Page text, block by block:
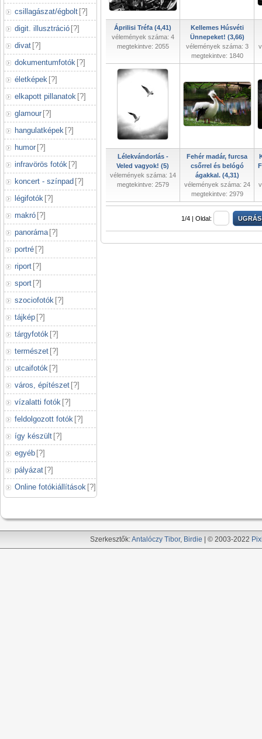
csillagászat/égbolt [?]
digit. illusztráció [?]
divat [?]
dokumentumfotók [?]
életképek [?]
elkapott pillanatok [?]
glamour [?]
hangulatképek [?]
humor [?]
infravörös fotók [?]
koncert - színpad [?]
légifotók [?]
makró [?]
panoráma [?]
portré [?]
riport [?]
sport [?]
szociofotók [?]
tájkép [?]
tárgyfotók [?]
természet [?]
utcaifotók [?]
város, építészet [?]
vízalatti fotók [?]
feldolgozott fotók [?]
így készült [?]
egyéb [?]
pályázat [?]
Online fotókiállítások [?]
Áprilisi Tréfa (4,41)
vélemények száma: 4
megtekintve: 2055
Kellemes Húsvéti
Ünnepeket! (3,66)
vélemények száma: 3
megtekintve: 1840
Lélekvándorlás -
Veled vagyok! (5)
vélemények száma: 14
megtekintve: 2579
Fehér madár, furcsa
csőrrel és belógó
ágakkal. (4,31)
vélemények száma: 24
megtekintve: 2979
1/4 | Oldal:
Szerkesztők:Antalóczy Tibor, Birdie | © 2003-2022